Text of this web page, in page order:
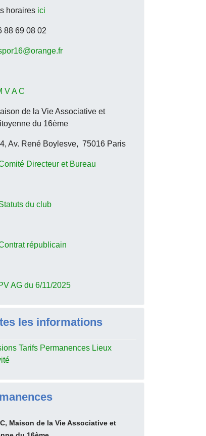
horaires ici
88 69 08 02
V A C
de la Vie Associative et
du 16ème
Av. René Boylesve, 75016 Paris
Directeur et Bureau
du club
républicain
AG du 6/11/2025
les informations
Tarifs Permanences Lieux
Maison de la Vie Associative et